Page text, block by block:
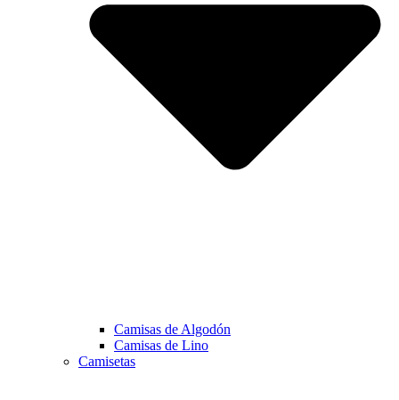
Camisas de Algodón
Camisas de Lino
Camisetas